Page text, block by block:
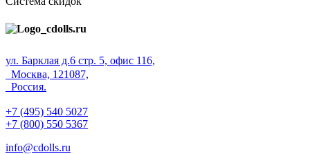
ул. Барклая д.6 стр. 5, офис 116,
Москва, 121087,
Россия.
+7 (495) 540 5027
+7 (800) 550 5367
info@cdolls.ru